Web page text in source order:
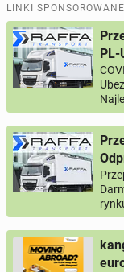
LINKI SPONSOROWANE
PL-